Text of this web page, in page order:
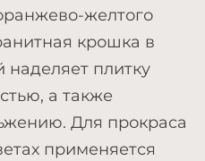
желтого
крошка в
плитку
а также
Для прокраса
применяется